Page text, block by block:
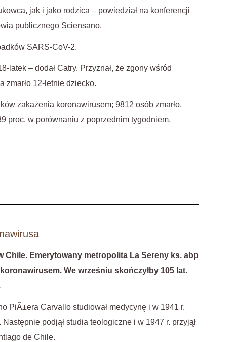
jak i jako rodzica – powiedział na konferencji
publicznego Sciensano.
SARS-CoV-2.
latek – dodał Catry. Przyznał, że zgony wśród
zmarło 12-letnie dziecko.
zakażenia koronawirusem; 9812 osób zmarło.
proc. w porównaniu z poprzednim tygodniem.
Chile. Emerytowany metropolita La Sereny ks. abp
We wrześniu skończyłby 105 lat.
PiÃ±era Carvallo studiował medycynę i w 1941 r.
podjął studia teologiczne i w 1947 r. przyjął
de Chile.